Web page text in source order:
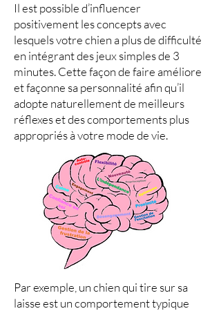
Il est possible d’influencer
positivement les concepts avec
lesquels votre chien a plus de difficulté
en intégrant des jeux simples de 3
minutes. Cette façon de faire améliore
et façonne sa personnalité afin qu’il
adopte naturellement de meilleurs
réflexes et des comportements plus
appropriés à votre mode de vie.
Par exemple, un chien qui tire sur sa
laisse est un comportement typique